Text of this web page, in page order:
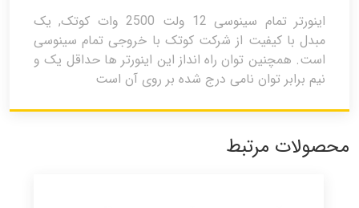
اینورتر تمام سینوسی 12 ولت 2500 وات کوتک, یک
مبدل با کیفیت از شرکت کوتک با خروجی تمام سینوسی
است. همچنین توان راه انداز این اینورتر ها حداقل یک و
نیم برابر توان نامی درج شده بر روی آن است
محصولات مرتبط